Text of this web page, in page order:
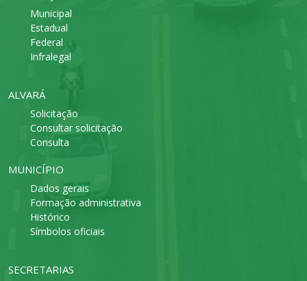
Municipal
Estadual
Federal
Infralegal
ALVARÁ
Solicitação
Consultar solicitação
Consulta
MUNICÍPIO
Dados gerais
Formação administrativa
Histórico
Símbolos oficiais
SECRETARIAS